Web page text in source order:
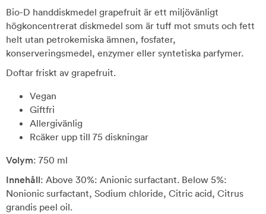
Bio-D handdiskmedel grapefruit är ett miljövänligt
högkoncentrerat diskmedel som är tuff mot smuts och fett
helt utan petrokemiska ämnen, fosfater,
konserveringsmedel, enzymer eller syntetiska parfymer.
Doftar friskt av grapefruit.
Vegan
Giftfri
Allergivänlig
Rcäker upp till 75 diskningar
Volym: 750 ml
Innehåll: Above 30%: Anionic surfactant. Below 5%:
Nonionic surfactant, Sodium chloride, Citric acid, Citrus
grandis peel oil.